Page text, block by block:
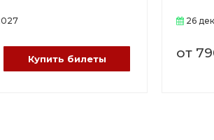
Купить билеты
26
от